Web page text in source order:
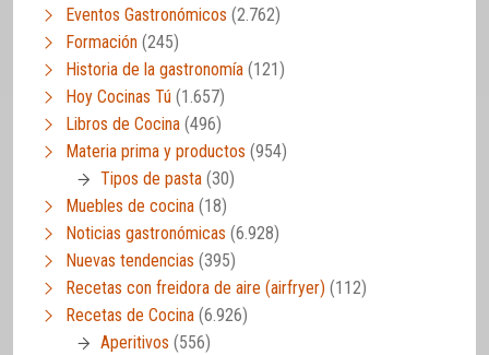
Eventos Gastronómicos (2.762)
Formación (245)
Historia de la gastronomía (121)
Hoy Cocinas Tú (1.657)
Libros de Cocina (496)
Materia prima y productos (954)
Tipos de pasta (30)
Muebles de cocina (18)
Noticias gastronómicas (6.928)
Nuevas tendencias (395)
Recetas con freidora de aire (airfryer) (112)
Recetas de Cocina (6.926)
Aperitivos (556)